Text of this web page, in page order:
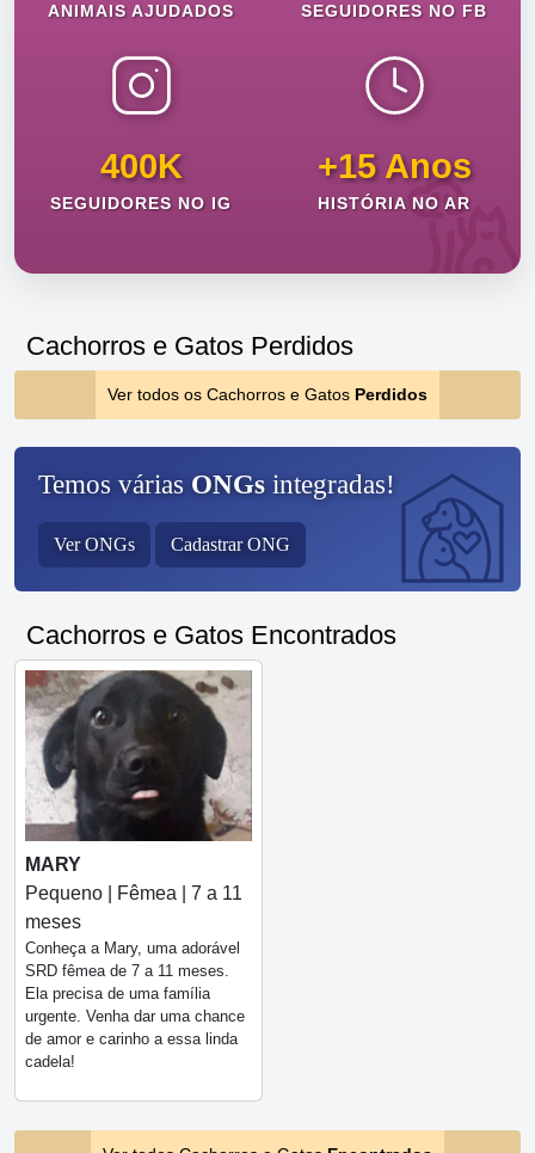
ANIMAIS AJUDADOS SEGUIDORES NO FB
400K
SEGUIDORES NO IG
+15 Anos
HISTÓRIA NO AR
Cachorros e Gatos Perdidos
Ver todos os Cachorros e Gatos Perdidos
Temos várias ONGs integradas!
Ver ONGs Cadastrar ONG
Cachorros e Gatos Encontrados
MARY
Pequeno | Fêmea | 7 a 11
meses
Conheça a Mary, uma adorável
SRD fêmea de 7 a 11 meses.
Ela precisa de uma família
urgente. Venha dar uma chance
de amor e carinho a essa linda
cadela!